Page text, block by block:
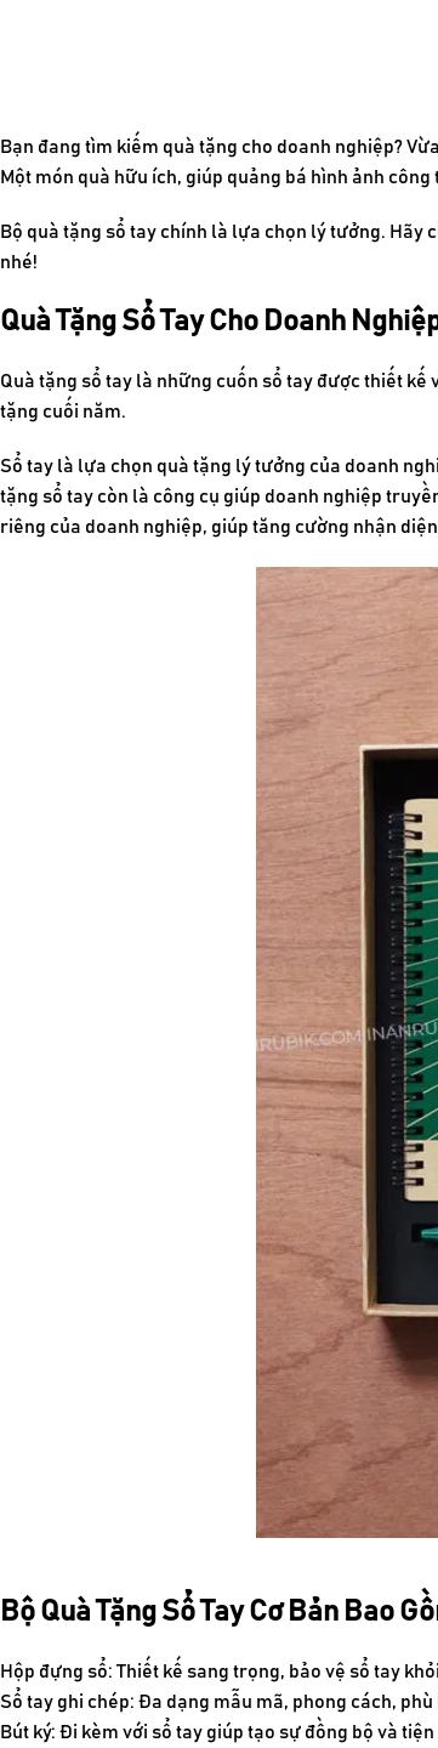
Bạn đang tìm kiếm quà tặng cho doanh nghiệp?
Một món quà hữu ích, giúp quảng bá hình ảnh công
Bộ quà tặng sổ tay chính là lựa chọn lý tưởng. Hãy
nhé!
Quà Tặng Sổ Tay Cho Doanh
Quà tặng sổ tay là những cuốn sổ tay được thiết kế
tặng cuối năm.
Sổ tay là lựa chọn quà tặng lý tưởng của doanh
tặng sổ tay còn là công cụ giúp doanh nghiệp
riêng của doanh nghiệp, giúp tăng cường nhận
Bộ Quà Tặng Sổ Tay Cơ Bản Bao
Hộp đựng sổ: Thiết kế sang trọng, bảo vệ sổ tay
Sổ tay ghi chép: Đa dạng mẫu mã, phong cách,
Bút ký: Đi kèm với sổ tay giúp tạo sự đồng bộ và